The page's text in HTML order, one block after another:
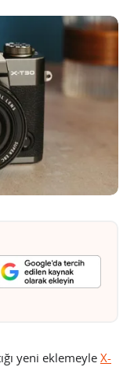
yeni eklemeyle X-